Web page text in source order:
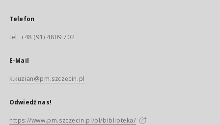
Telefon
tel. +48 (91) 4809 702
E-Mail
k.kuzian@pm.szczecin.pl
Odwiedź nas!
https://www.pm.szczecin.pl/pl/biblioteka/